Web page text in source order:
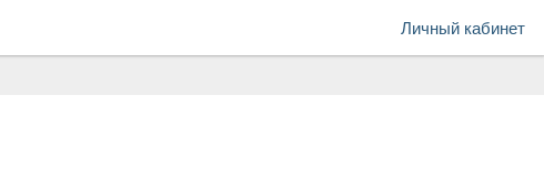
Личный кабинет